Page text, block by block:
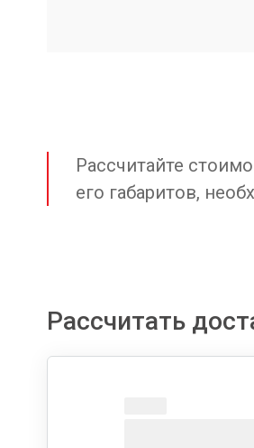
Рассчитайте
его габаритов,
Рассчитать